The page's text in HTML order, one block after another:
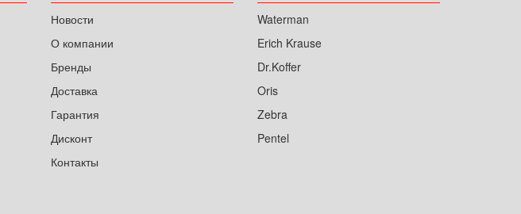
Новости
О компании
Бренды
Доставка
Гарантия
Дисконт
Контакты
Waterman
Erich Krause
Dr.Koffer
Oris
Zebra
Pentel